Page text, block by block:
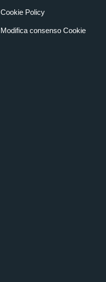
Cookie Policy
Modifica consenso Cookie